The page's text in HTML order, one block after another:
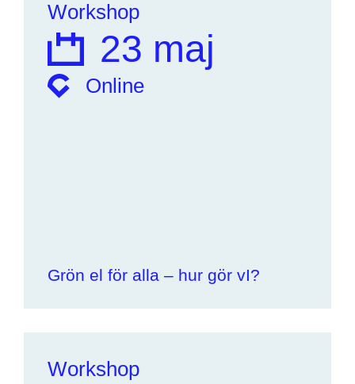
Workshop
23 maj
Online
Grön el för alla – hur gör vI?
Workshop